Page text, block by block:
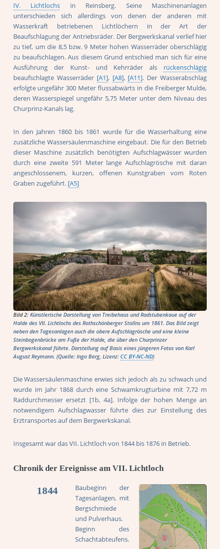
IV. Lichtlochs in Reinsberg. Seine Maschinenanlagen
unterschieden sich allerdings von denen der anderen mit
Wasserkraft betriebenen Lichtlöchern in der Art der
Beaufschlagung der Antriebsräder. Der Bergwerkskanal verlief hier
zu tief, um die 8,5 bzw. 9 Meter hohen Wasserräder oberschlägig
zu beaufschlagen. Aus diesem Grund entschied man sich für eine
Ausführung der Kunst- und Kehrräder als rückenschlägig
beaufschlagte Wasserräder [A1], [A8], [A11]. Der Wasserabschlag
erfolgte ungefähr 300 Meter flussabwärts in die Freiberger Mulde,
deren Wasserspiegel ungefähr 5,75 Meter unter dem Niveau des
Churprinz-Kanals lag.
In den Jahren 1860 bis 1861 wurde für die Wasserhaltung eine
zusätzliche Wassersäulenmaschine eingebaut. Die für den Betrieb
dieser Maschine zusätzlich benötigten Aufschlagwässer wurden
durch eine zweite 591 Meter lange Aufschlagrösche mit daran
angeschlossenem, kurzen, offenen Kunstgraben vom Roten
Graben zugeführt. [A5]
Bild 2: Künstlerische Darstellung von Treibehaus und Radstubenkaue auf der
Halde des VII. Lichtlochs des Rothschönberger Stollns um 1861. Das Bild zeigt
neben den Tagesanlagen auch die obere Aufschlagrösche und eine kleine
Steinbogenbrücke am Fuße der Halde, die über den Churprinzer
Bergwerkskanal führte. Darstellung auf Basis eines jüngeren Fotos von Karl
August Reymann. (Quelle: Ingo Berg, Lizenz: CC BY-NC-ND)
Die Wassersäulenmaschine erwies sich jedoch als zu schwach und
wurde im Jahr 1868 durch eine Schwamkrugturbine mit 7,72 m
Raddurchmesser ersetzt [1b, 4a]. Infolge der hohen Menge an
notwendigem Aufschlagwasser führte dies zur Einstellung des
Erztransportes auf dem Bergwerkskanal.
Insgesamt war das VII. Lichtloch von 1844 bis 1876 in Betrieb.
Chronik der Ereignisse am VII. Lichtloch
1844
Baubeginn der
Tagesanlagen, mit
Bergschmiede
und Pulverhaus.
Beginn des
Schachtabteufens.